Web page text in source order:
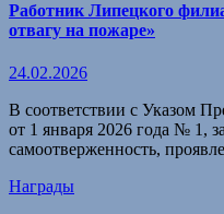
Работник Липецкого
отвагу на пожаре»
24.02.2026
В соответствии с Указом
от 1 января 2026 года № 1,
самоотверженность,
Награды